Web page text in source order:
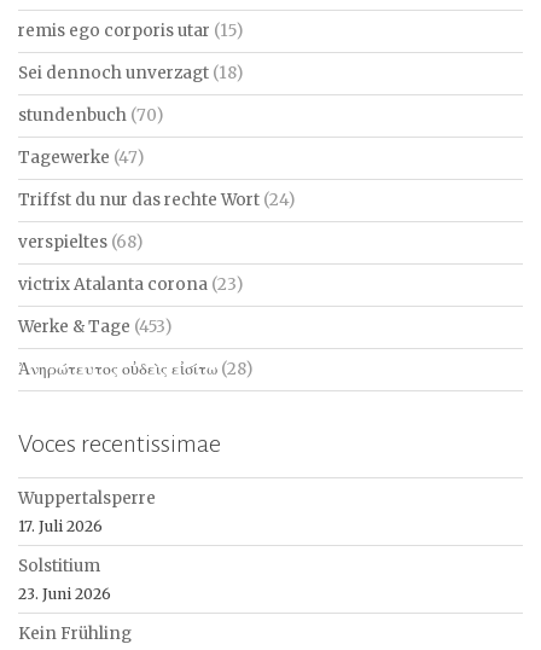
remis ego corporis utar (15)
Sei dennoch unverzagt (18)
stundenbuch (70)
Tagewerke (47)
Triffst du nur das rechte Wort (24)
verspieltes (68)
victrix Atalanta corona (23)
Werke & Tage (453)
Ἀνηρώτευτος οὐδεὶς εἰσίτω (28)
Voces recentissimae
Wuppertalsperre
17. Juli 2026
Solstitium
23. Juni 2026
Kein Frühling